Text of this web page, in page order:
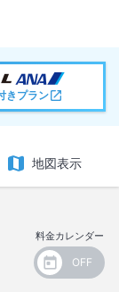
きプラン
地図表示
料金カレンダー